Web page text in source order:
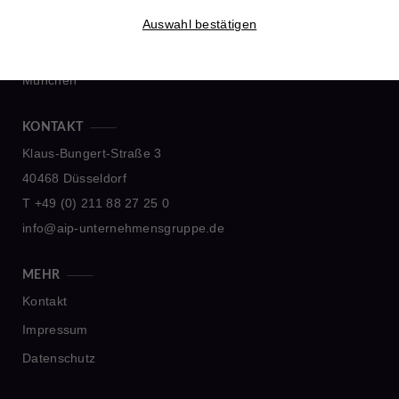
München
KONTAKT
Klaus-Bungert-Straße 3
40468 Düsseldorf
T +49 (0) 211 88 27 25 0
info@aip-unternehmensgruppe.de
MEHR
Kontakt
Impressum
Datenschutz
Auswahl bestätigen